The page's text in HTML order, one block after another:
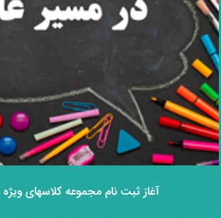
آغاز ثبت‌ نام مجموعه کلاسهای ویژه